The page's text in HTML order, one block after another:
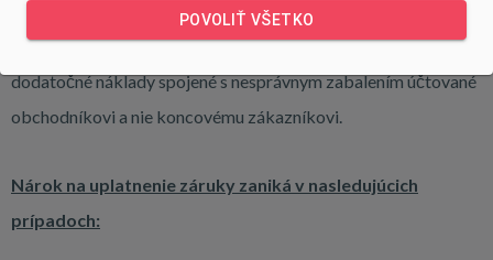
V prípade reklamácie u dropshippingových zákazníkov budú
dodatočné náklady spojené s nesprávnym zabalením účtované
obchodníkovi a nie koncovému zákazníkovi.
Nárok na uplatnenie záruky zaniká v nasledujúcich
prípadoch:
POVOLIŤ VŠETKO